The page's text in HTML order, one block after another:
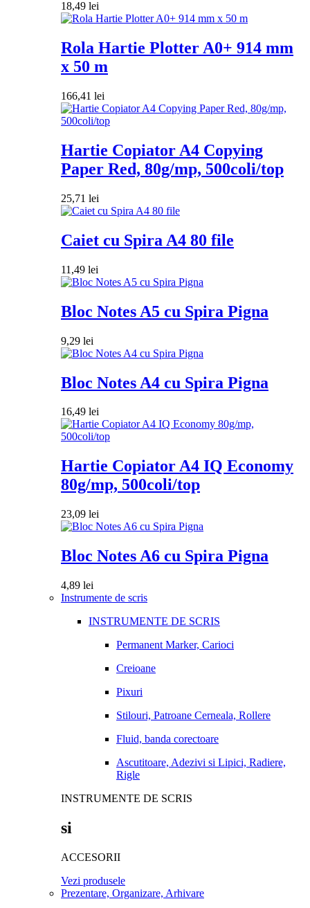
18,49 lei
Rola Hartie Plotter A0+ 914 mm
x 50 m
166,41 lei
Hartie Copiator A4 Copying
Paper Red, 80g/mp, 500coli/top
25,71 lei
Caiet cu Spira A4 80 file
11,49 lei
Bloc Notes A5 cu Spira Pigna
9,29 lei
Bloc Notes A4 cu Spira Pigna
16,49 lei
Hartie Copiator A4 IQ Economy
80g/mp, 500coli/top
23,09 lei
Bloc Notes A6 cu Spira Pigna
4,89 lei
Instrumente de scris
INSTRUMENTE DE SCRIS
Permanent Marker, Carioci
Creioane
Pixuri
Stilouri, Patroane Cerneala, Rollere
Fluid, banda corectoare
Ascutitoare, Adezivi si Lipici, Radiere,
Rigle
INSTRUMENTE DE SCRIS
si
ACCESORII
Vezi produsele
Prezentare, Organizare, Arhivare